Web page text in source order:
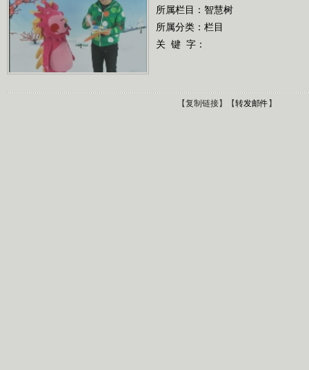
所属栏目： 智慧树
所属分类：栏目
关 键 字：
【复制链接】【转发邮件】